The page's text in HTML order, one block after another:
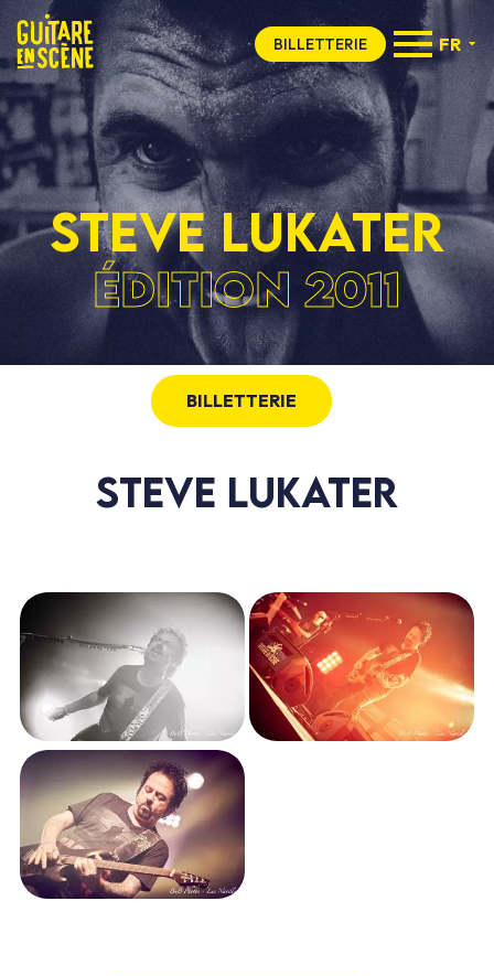
BILLETTERIE FR
STEVE LUKATER
ÉDITION 2011
BILLETTERIE
STEVE LUKATER